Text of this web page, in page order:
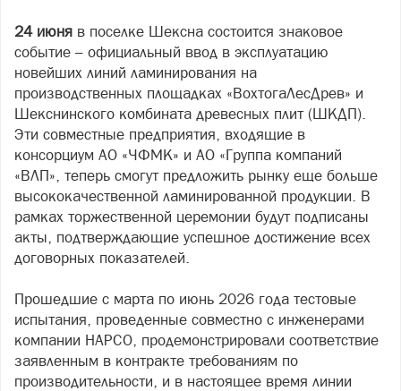
24 июня в поселке Шексна состоится знаковое
событие – официальный ввод в эксплуатацию
новейших линий ламинирования на
производственных площадках «ВохтогаЛесДрев» и
Шекснинского комбината древесных плит (ШКДП).
Эти совместные предприятия, входящие в
консорциум АО «ЧФМК» и АО «Группа компаний
«ВЛП», теперь смогут предложить рынку еще больше
высококачественной ламинированной продукции. В
рамках торжественной церемонии будут подписаны
акты, подтверждающие успешное достижение всех
договорных показателей.
Прошедшие с марта по июнь 2026 года тестовые
испытания, проведенные совместно с инженерами
компании НАРСО, продемонстрировали соответствие
заявленным в контракте требованиям по
производительности, и в настоящее время линии